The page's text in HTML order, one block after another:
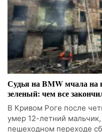
Судья на BMW мчала
зеленый: чем все
В Кривом Роге после
умер 12-летний
пешеходном переходе